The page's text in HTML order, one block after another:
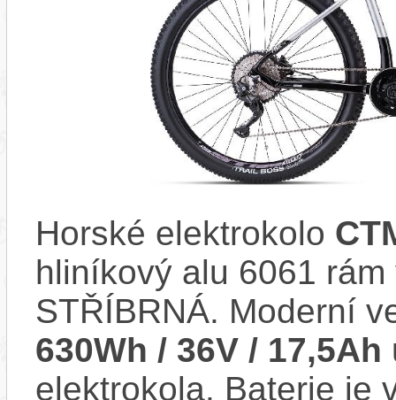
Horské elektrokolo
hliníkový alu 6061
STŘÍBRNÁ. Moderní
630Wh / 36V / 17,5Ah
elektrokola. Baterie je